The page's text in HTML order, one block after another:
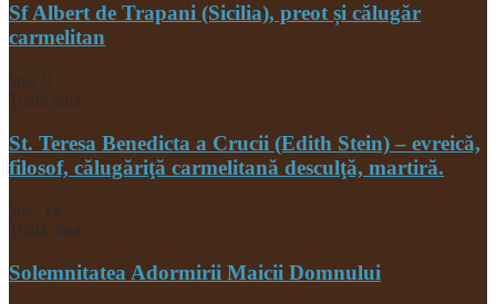
Sf Albert de Trapani (Sicilia), preot și călugăr
carmelitan
aug. 9
Toată ziua
St. Teresa Benedicta a Crucii (Edith Stein) – evreică,
filosof, călugăriţă carmelitană desculţă, martiră.
aug.
15
Toată ziua
Solemnitatea Adormirii Maicii Domnului